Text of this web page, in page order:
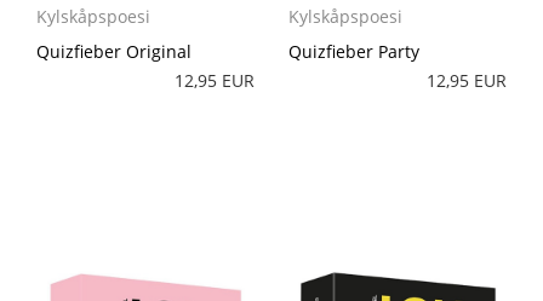
Kylskåpspoesi
Quizfieber Original
12,95 EUR
Kylskåpspoesi
Quizfieber Party
12,95 EUR